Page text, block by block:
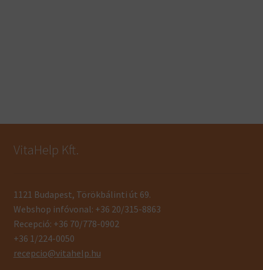
VitaHelp Kft.
1121 Budapest, Törökbálinti út 69.
Webshop infóvonal: +36 20/315-8863
Recepció: +36 70/778-0902
+36 1/224-0050
recepcio@vitahelp.hu